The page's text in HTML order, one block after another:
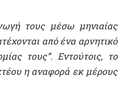
τους μέσω μηνιαίας
από ένα αρνητικό
τους”. Εντούτοις, το
η αναφορά εκ μέρους